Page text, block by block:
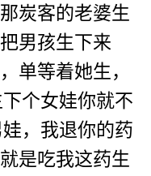
炭客的老婆生
男孩生下来
单等着她生，
个女娃你就不
，我退你的药
是吃我这药生